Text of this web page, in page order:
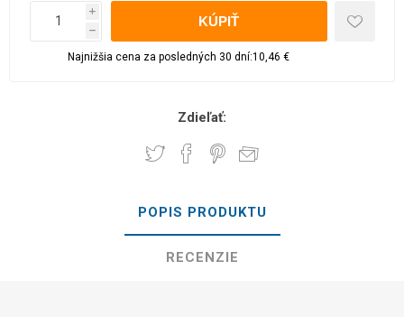
i
h
Najnižšia cena za posledných 30 dní:10,46 €
Zdieľať:
POPIS PRODUKTU
RECENZIE